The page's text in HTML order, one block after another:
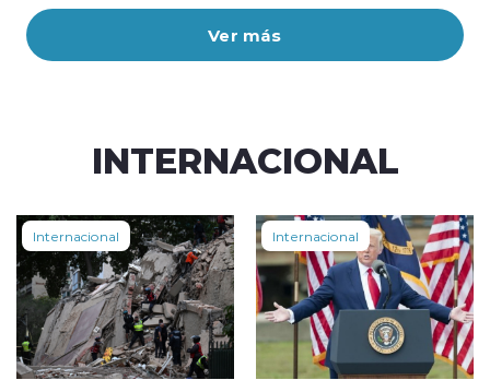
Ver más
INTERNACIONAL
Internacional Internacional